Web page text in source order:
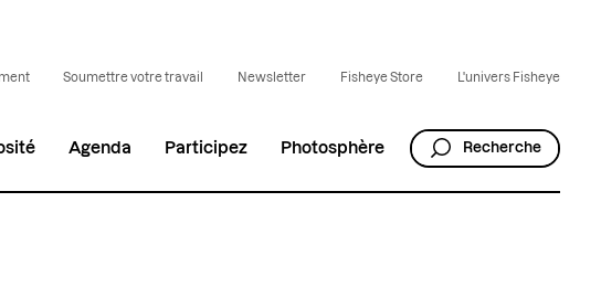
Soumettre votre travail Newsletter Fisheye Store L'univers Fisheye
Agenda Participez Photosphère Recherche